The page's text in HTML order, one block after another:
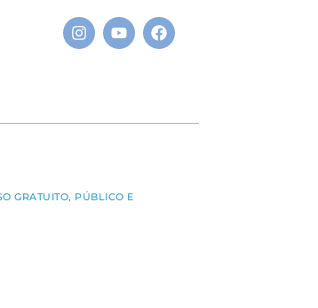
GRATUITO, PÚBLICO E